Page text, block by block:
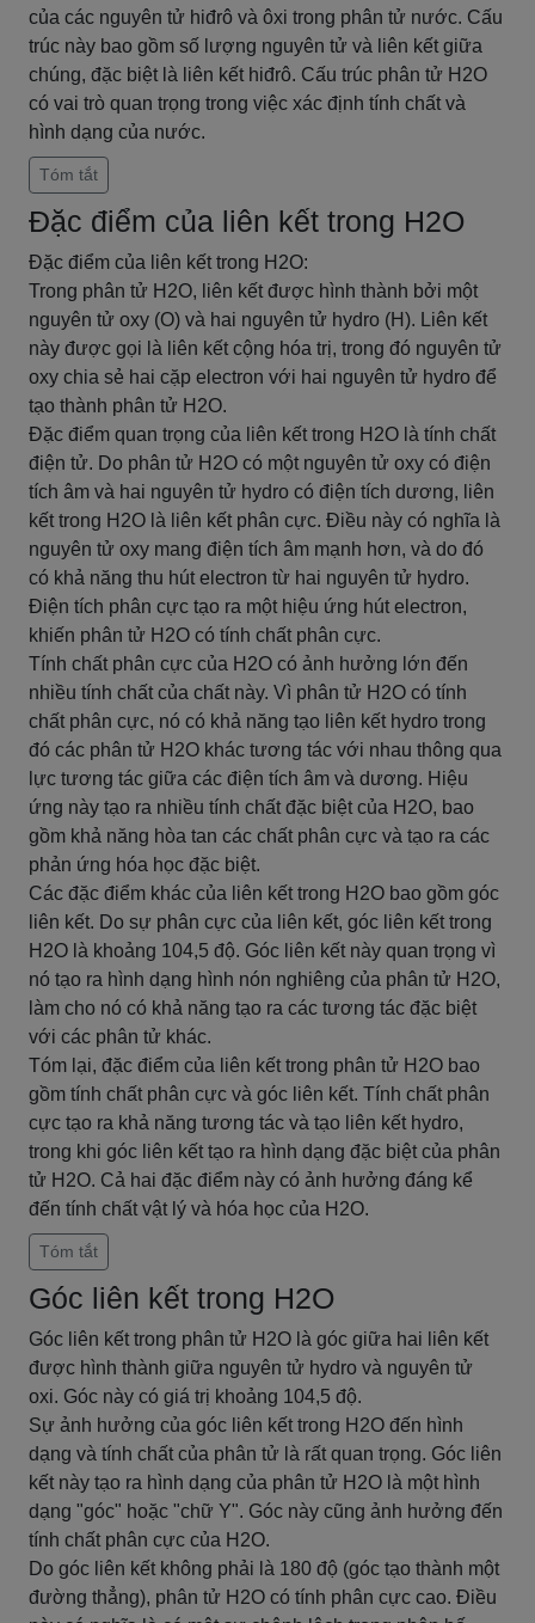
của các nguyên tử hiđrô và ôxi trong phân tử nước. Cấu
trúc này bao gồm số lượng nguyên tử và liên kết giữa
chúng, đặc biệt là liên kết hiđrô. Cấu trúc phân tử H2O
có vai trò quan trọng trong việc xác định tính chất và
hình dạng của nước.
Tóm tắt
Đặc điểm của liên kết trong H2O
Đặc điểm của liên kết trong H2O:
Trong phân tử H2O, liên kết được hình thành bởi một
nguyên tử oxy (O) và hai nguyên tử hydro (H). Liên kết
này được gọi là liên kết cộng hóa trị, trong đó nguyên tử
oxy chia sẻ hai cặp electron với hai nguyên tử hydro để
tạo thành phân tử H2O.
Đặc điểm quan trọng của liên kết trong H2O là tính chất
điện tử. Do phân tử H2O có một nguyên tử oxy có điện
tích âm và hai nguyên tử hydro có điện tích dương, liên
kết trong H2O là liên kết phân cực. Điều này có nghĩa là
nguyên tử oxy mang điện tích âm mạnh hơn, và do đó
có khả năng thu hút electron từ hai nguyên tử hydro.
Điện tích phân cực tạo ra một hiệu ứng hút electron,
khiến phân tử H2O có tính chất phân cực.
Tính chất phân cực của H2O có ảnh hưởng lớn đến
nhiều tính chất của chất này. Vì phân tử H2O có tính
chất phân cực, nó có khả năng tạo liên kết hydro trong
đó các phân tử H2O khác tương tác với nhau thông qua
lực tương tác giữa các điện tích âm và dương. Hiệu
ứng này tạo ra nhiều tính chất đặc biệt của H2O, bao
gồm khả năng hòa tan các chất phân cực và tạo ra các
phản ứng hóa học đặc biệt.
Các đặc điểm khác của liên kết trong H2O bao gồm góc
liên kết. Do sự phân cực của liên kết, góc liên kết trong
H2O là khoảng 104,5 độ. Góc liên kết này quan trọng vì
nó tạo ra hình dạng hình nón nghiêng của phân tử H2O,
làm cho nó có khả năng tạo ra các tương tác đặc biệt
với các phân tử khác.
Tóm lại, đặc điểm của liên kết trong phân tử H2O bao
gồm tính chất phân cực và góc liên kết. Tính chất phân
cực tạo ra khả năng tương tác và tạo liên kết hydro,
trong khi góc liên kết tạo ra hình dạng đặc biệt của phân
tử H2O. Cả hai đặc điểm này có ảnh hưởng đáng kể
đến tính chất vật lý và hóa học của H2O.
Tóm tắt
Góc liên kết trong H2O
Góc liên kết trong phân tử H2O là góc giữa hai liên kết
được hình thành giữa nguyên tử hydro và nguyên tử
oxi. Góc này có giá trị khoảng 104,5 độ.
Sự ảnh hưởng của góc liên kết trong H2O đến hình
dạng và tính chất của phân tử là rất quan trọng. Góc liên
kết này tạo ra hình dạng của phân tử H2O là một hình
dạng "góc" hoặc "chữ Y". Góc này cũng ảnh hưởng đến
tính chất phân cực của H2O.
Do góc liên kết không phải là 180 độ (góc tạo thành một
đường thẳng), phân tử H2O có tính phân cực cao. Điều